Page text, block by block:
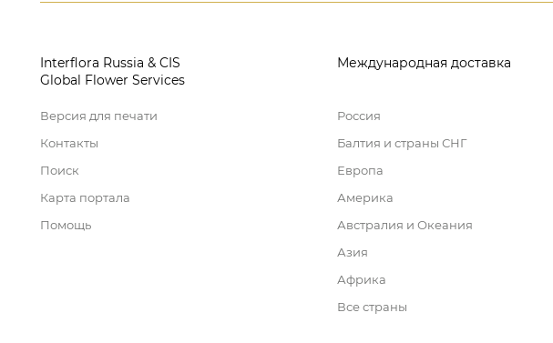
Interflora Russia & CIS
Global Flower Services
Версия для печати
Контакты
Поиск
Карта портала
Помощь
Международная доставка
Россия
Балтия и страны СНГ
Европа
Америка
Австралия и Океания
Азия
Африка
Все страны